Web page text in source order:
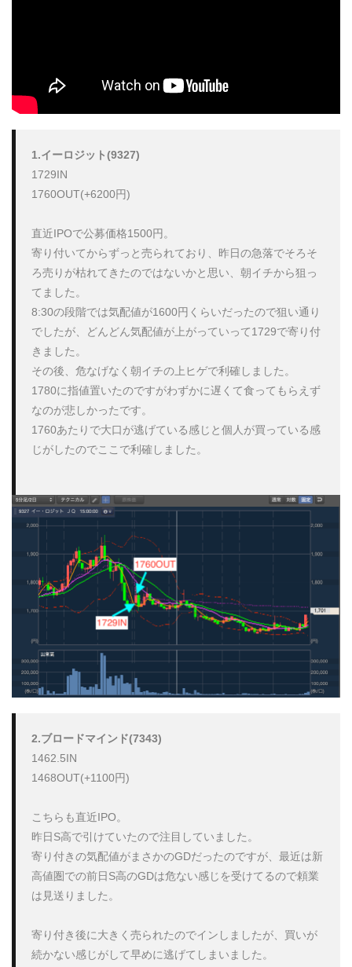
1.イーロジット(9327)
1729IN
1760OUT(+6200円)
直近IPOで公募価格1500円。
寄り付いてからずっと売られており、昨日の急落でそろそ
ろ売りが枯れてきたのではないかと思い、朝イチから狙っ
てました。
8:30の段階では気配値が1600円くらいだったので狙い通り
でしたが、どんどん気配値が上がっていって1729で寄り付
きました。
その後、危なげなく朝イチの上ヒゲで利確しました。
1780に指値置いたのですがわずかに遅くて食ってもらえず
なのが悲しかったです。
1760あたりで大口が逃げている感じと個人が買っている感
じがしたのでここで利確しました。
2.ブロードマインド(7343)
1462.5IN
1468OUT(+1100円)
こちらも直近IPO。
昨日S高で引けていたので注目していました。
寄り付きの気配値がまさかのGDだったのですが、最近は新
高値圏での前日S高のGDは危ない感じを受けてるので頼業
は見送りました。
寄り付き後に大きく売られたのでインしましたが、買いが
続かない感じがして早めに逃げてしまいました。